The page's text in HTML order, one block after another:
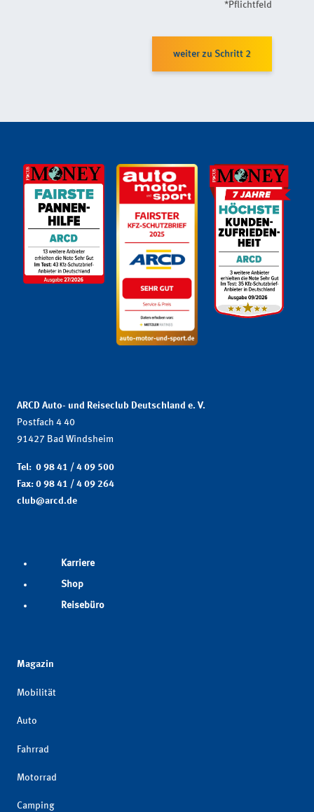
*Pflichtfeld
weiter zu Schritt 2
ARCD Auto- und Reiseclub Deutschland e. V.
Postfach 4 40
91427 Bad Windsheim
Tel: 0 98 41 / 4 09 500
Fax: 0 98 41 / 4 09 264
club@arcd.de
Karriere
Shop
Reisebüro
Magazin
Mobilität
Auto
Fahrrad
Motorrad
Camping